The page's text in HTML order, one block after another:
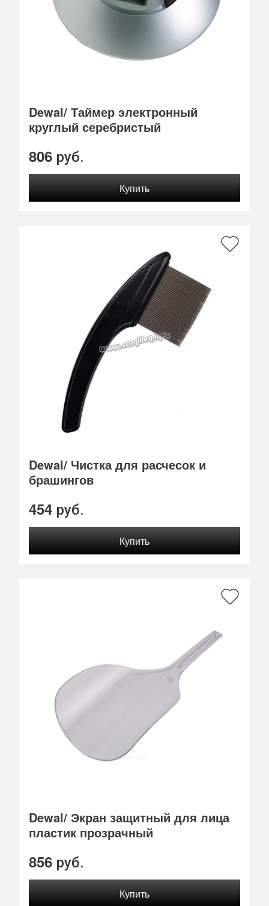
Dewal/ Таймер электронный
круглый серебристый
806 руб.
Dewal/ Чистка для расчесок и
брашингов
454 руб.
Dewal/ Экран защитный для лица
пластик прозрачный
856 руб.